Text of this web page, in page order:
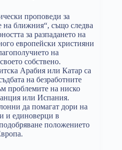
проповеди за
на ближния“, също следва
за разпадането на
европейски християни
на
собствено.
Арабия или Катар са
на безработните
проблемите на ниско
или Испания.
да помагат дори на
и единоверци в
положението